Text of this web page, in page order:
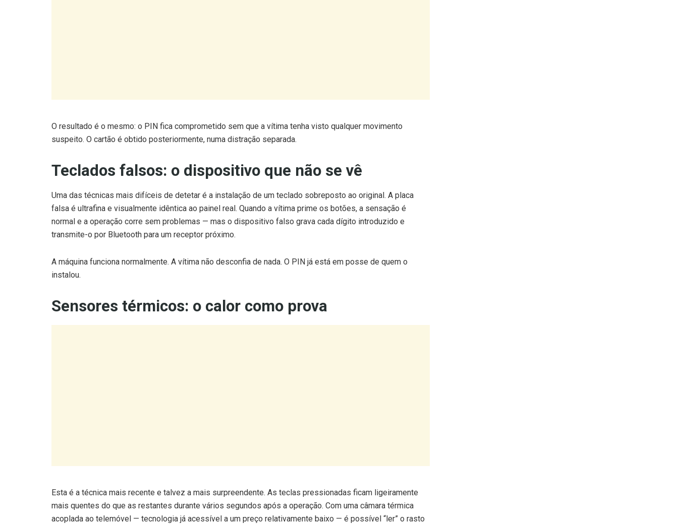
Uma das técnicas mais difíceis de detetar é a instalação de um teclado sobreposto ao original. A placa
normal e a operação corre sem problemas — mas o dispositivo falso grava cada dígito introduzido e
transmite-o por Bluetooth para um receptor próximo.
A máquina funciona normalmente. A vítima não desconfia de nada. O PIN já está em posse de quem o
mais quentes do que as restantes durante vários segundos após a operação. Com uma câmara térmica
de calor imediatamente após a vítima se afastar.
A sequência das teclas pressionadas fica visível no espectro térmico durante tempo suficiente para ser